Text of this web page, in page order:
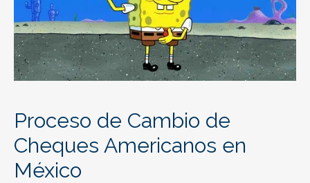
Proceso de Cambio de
Cheques Americanos en
México